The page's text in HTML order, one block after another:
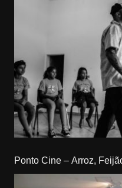
Ponto Cine – Arroz,